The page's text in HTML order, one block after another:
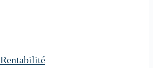
Rentabilité